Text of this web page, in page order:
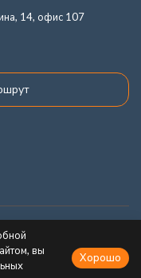
14, офис 107
вы
Хорошо